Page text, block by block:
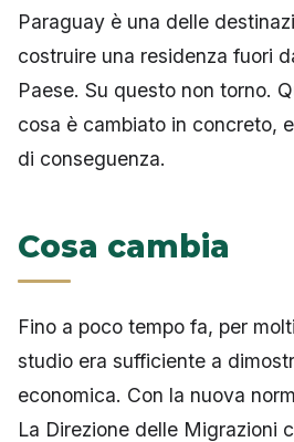
Paraguay è una delle
costruire una residenza fuori
Paese. Su questo non torno.
cosa è cambiato in concreto,
di conseguenza.
Cosa cambia
Fino a poco tempo fa, per
studio era sufficiente a
economica. Con la nuova
La Direzione delle Migrazioni